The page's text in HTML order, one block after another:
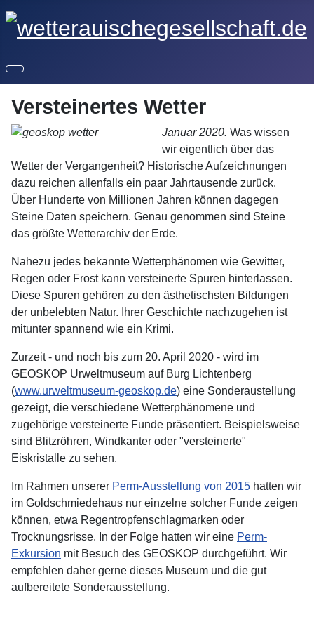
Versteinertes Wetter
Januar 2020. Was wissen
wir eigentlich über das
Wetter der Vergangenheit? Historische Aufzeichnungen
dazu reichen allenfalls ein paar Jahrtausende zurück.
Über Hunderte von Millionen Jahren können dagegen
Steine Daten speichern. Genau genommen sind Steine
das größte Wetterarchiv der Erde.
Nahezu jedes bekannte Wetterphänomen wie Gewitter,
Regen oder Frost kann versteinerte Spuren hinterlassen.
Diese Spuren gehören zu den ästhetischsten Bildungen
der unbelebten Natur. Ihrer Geschichte nachzugehen ist
mitunter spannend wie ein Krimi.
Zurzeit - und noch bis zum 20. April 2020 - wird im
GEOSKOP Urweltmuseum auf Burg Lichtenberg
(www.urweltmuseum-geoskop.de) eine Sonderaustellung
gezeigt, die verschiedene Wetterphänomene und
zugehörige versteinerte Funde präsentiert. Beispielsweise
sind Blitzröhren, Windkanter oder "versteinerte"
Eiskristalle zu sehen.
Im Rahmen unserer Perm-Ausstellung von 2015 hatten wir
im Goldschmiedehaus nur einzelne solcher Funde zeigen
können, etwa Regentropfenschlagmarken oder
Trocknungsrisse. In der Folge hatten wir eine Perm-
Exkursion mit Besuch des GEOSKOP durchgeführt. Wir
empfehlen daher gerne dieses Museum und die gut
aufbereitete Sonderausstellung.